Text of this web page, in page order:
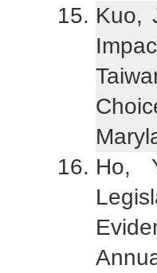
Kuo,
Ho,